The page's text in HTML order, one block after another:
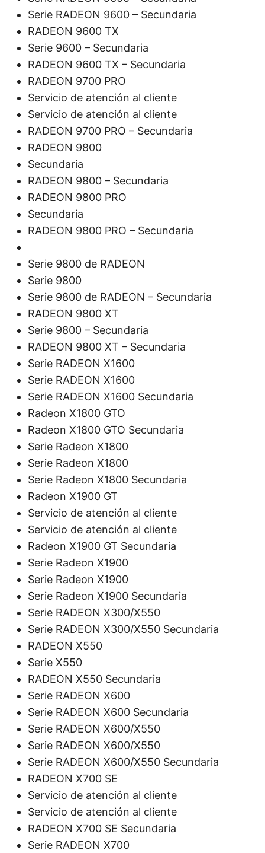
Serie RADEON 9600 – Secundaria
RADEON 9600 TX
Serie 9600 – Secundaria
RADEON 9600 TX – Secundaria
RADEON 9700 PRO
Servicio de atención al cliente
Servicio de atención al cliente
RADEON 9700 PRO – Secundaria
RADEON 9800
Secundaria
RADEON 9800 – Secundaria
RADEON 9800 PRO
Secundaria
RADEON 9800 PRO – Secundaria
Serie 9800 de RADEON
Serie 9800
Serie 9800 de RADEON – Secundaria
RADEON 9800 XT
Serie 9800 – Secundaria
RADEON 9800 XT – Secundaria
Serie RADEON X1600
Serie RADEON X1600
Serie RADEON X1600 Secundaria
Radeon X1800 GTO
Radeon X1800 GTO Secundaria
Serie Radeon X1800
Serie Radeon X1800
Serie Radeon X1800 Secundaria
Radeon X1900 GT
Servicio de atención al cliente
Servicio de atención al cliente
Radeon X1900 GT Secundaria
Serie Radeon X1900
Serie Radeon X1900
Serie Radeon X1900 Secundaria
Serie RADEON X300/X550
Serie RADEON X300/X550 Secundaria
RADEON X550
Serie X550
RADEON X550 Secundaria
Serie RADEON X600
Serie RADEON X600 Secundaria
Serie RADEON X600/X550
Serie RADEON X600/X550
Serie RADEON X600/X550 Secundaria
RADEON X700 SE
Servicio de atención al cliente
Servicio de atención al cliente
RADEON X700 SE Secundaria
Serie RADEON X700